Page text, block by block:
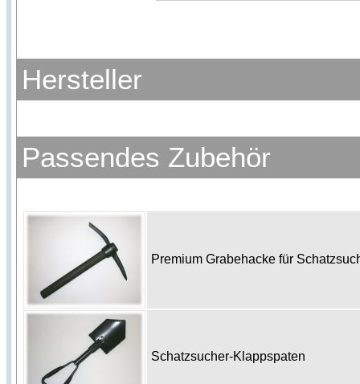
Hersteller
Passendes Zubehör
Premium Grabehacke für
Schatzsucher-Klappspaten